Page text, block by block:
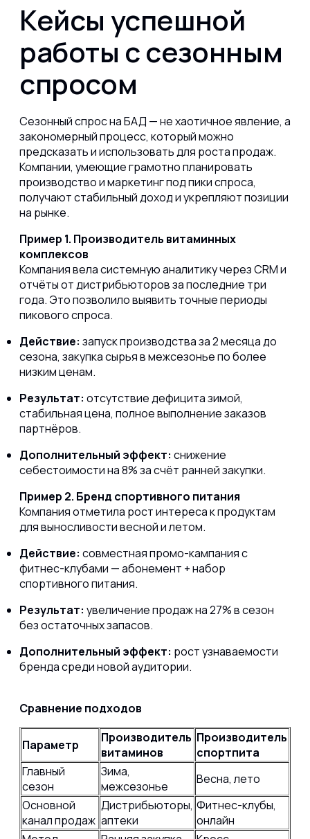
Кейсы успешной
работы с сезонным
спросом
Сезонный спрос на БАД — не хаотичное явление, а
закономерный процесс, который можно
предсказать и использовать для роста продаж.
Компании, умеющие грамотно планировать
производство и маркетинг под пики спроса,
получают стабильный доход и укрепляют позиции
на рынке.
Пример 1. Производитель витаминных
комплексов
Компания вела системную аналитику через CRM и
отчёты от дистрибьюторов за последние три
года. Это позволило выявить точные периоды
пикового спроса.
Действие: запуск производства за 2 месяца до
сезона, закупка сырья в межсезонье по более
низким ценам.
Результат: отсутствие дефицита зимой,
стабильная цена, полное выполнение заказов
партнёров.
Дополнительный эффект: снижение
себестоимости на 8% за счёт ранней закупки.
Пример 2. Бренд спортивного питания
Компания отметила рост интереса к продуктам
для выносливости весной и летом.
Действие: совместная промо-кампания с
фитнес-клубами — абонемент + набор
спортивного питания.
Результат: увеличение продаж на 27% в сезон
без остаточных запасов.
Дополнительный эффект: рост узнаваемости
бренда среди новой аудитории.
Сравнение подходов
Параметр
Производитель
витаминов
Производитель
спортпита
Главный
сезон
Зима,
межсезонье
Весна, лето
Основной
канал продаж
Дистрибьюторы,
аптеки
Фитнес-клубы,
онлайн